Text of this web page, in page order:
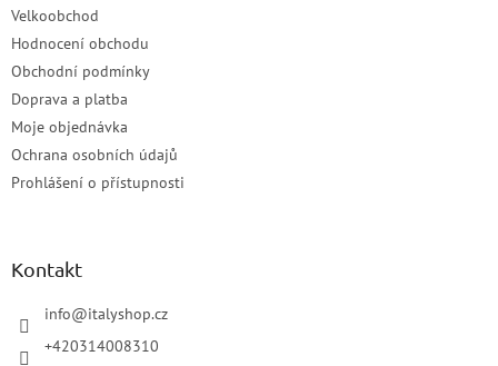
Velkoobchod
Hodnocení obchodu
Obchodní podmínky
Doprava a platba
Moje objednávka
Ochrana osobních údajů
Prohlášení o přístupnosti
Kontakt
info@italyshop.cz
+420314008310